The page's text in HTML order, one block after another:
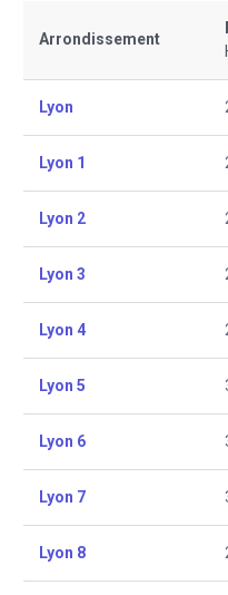
Arrondissement
Lyon
Lyon 1
Lyon 2
Lyon 3
Lyon 4
Lyon 5
Lyon 6
Lyon 7
Lyon 8